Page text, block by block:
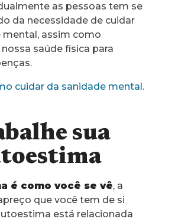
as pessoas tem se
da necessidade de cuidar
mental, assim como
saúde física para
cuidar da sanidade mental.
sua
é como você se vê, a
que você tem de si
está relacionada